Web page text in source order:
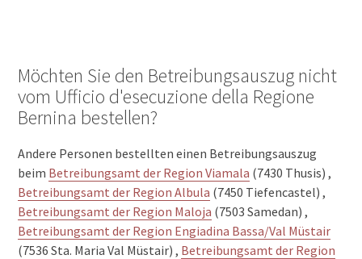
Möchten Sie den Betreibungsauszug nicht
vom Ufficio d'esecuzione della Regione
Bernina bestellen?
Andere Personen bestellten einen Betreibungsauszug
beim Betreibungsamt der Region Viamala (7430 Thusis) ,
Betreibungsamt der Region Albula (7450 Tiefencastel) ,
Betreibungsamt der Region Maloja (7503 Samedan) ,
Betreibungsamt der Region Engiadina Bassa/Val Müstair
(7536 Sta. Maria Val Müstair) , Betreibungsamt der Region